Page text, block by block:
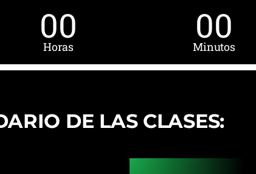
00
Horas 00
Minutos
DE LAS CLASES: